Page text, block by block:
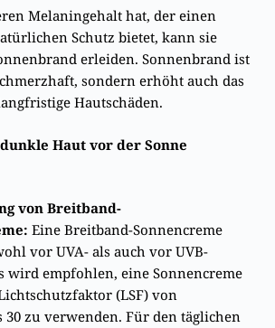
Melaningehalt hat, der einen
Schutz bietet, kann sie
erleiden. Sonnenbrand ist
sondern erhöht auch das
Hautschäden.
Haut vor der Sonne
von Breitband-
Eine Breitband-Sonnencreme
vor UVA- als auch vor UVB-
wird empfohlen, eine Sonnencreme
(LSF) von
30 zu verwenden. Für den täglichen